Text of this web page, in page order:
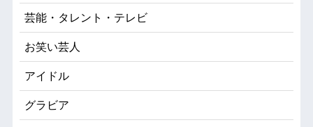
芸能・タレント・テレビ
お笑い芸人
アイドル
グラビア